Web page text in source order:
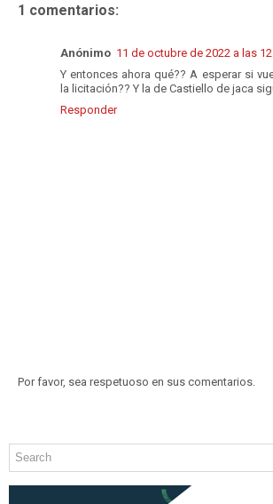
1 comentarios:
Anónimo 11 de octubre de 2022 a las
Y entonces ahora qué?? A esperar si
la licitación?? Y la de Castiello de jaca
Responder
Por favor, sea respetuoso en sus comentarios.